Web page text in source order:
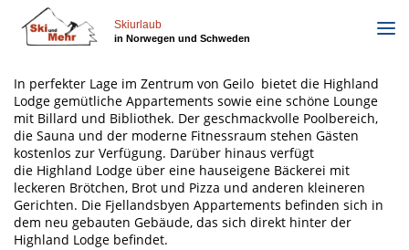
zum
Inhalt
Skiurlaub
in Norwegen und Schweden
In perfekter Lage im Zentrum von Geilo bietet die Highland
Lodge gemütliche Appartements sowie eine schöne Lounge
mit Billard und Bibliothek. Der geschmackvolle Poolbereich,
die Sauna und der moderne Fitnessraum stehen Gästen
kostenlos zur Verfügung. Darüber hinaus verfügt
die Highland Lodge über eine hauseigene Bäckerei mit
leckeren Brötchen, Brot und Pizza und anderen kleineren
Gerichten. Die Fjellandsbyen Appartements befinden sich in
dem neu gebauten Gebäude, das sich direkt hinter der
Highland Lodge befindet.